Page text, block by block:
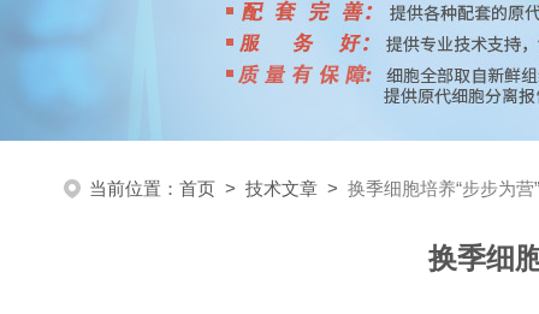
当前位置： 首页 > 技术文章 > 换季细胞培养“步步为
换季细